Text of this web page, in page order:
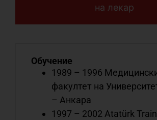
на лекар
Обучение
1989 – 1996
факултет на
– Анкара
1997 – 2002 Atatürk